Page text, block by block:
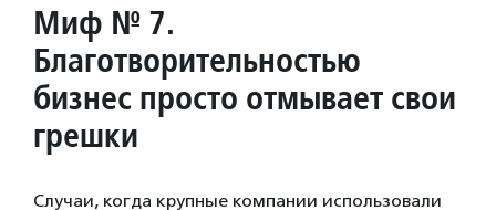
Миф № 7.
Благотворительностью
бизнес просто отмывает свои
грешки
Случаи, когда крупные компании использовали